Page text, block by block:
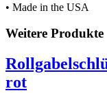
• Made in the USA
Weitere Produkte
rot